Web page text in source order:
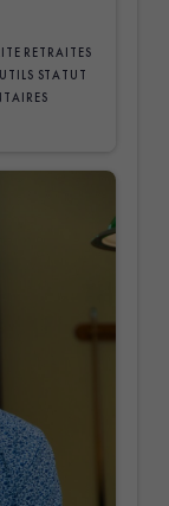
RETRAITES
STATUT